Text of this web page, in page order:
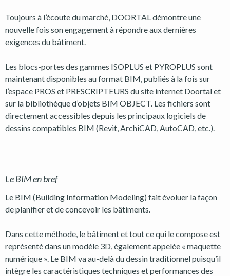
Toujours à l’écoute du marché, DOORTAL démontre une
nouvelle fois son engagement à répondre aux dernières
exigences du bâtiment.
Les blocs-portes des gammes ISOPLUS et PYROPLUS sont
maintenant disponibles au format BIM, publiés à la fois sur
l’espace PROS et PRESCRIPTEURS du site internet Doortal et
sur la bibliothèque d’objets BIM OBJECT. Les fichiers sont
directement accessibles depuis les principaux logiciels de
dessins compatibles BIM (Revit, ArchiCAD, AutoCAD, etc.).
Le BIM en bref
Le BIM (Building Information Modeling) fait évoluer la façon
de planifier et de concevoir les bâtiments.
Dans cette méthode, le bâtiment et tout ce qui le compose est
représenté dans un modèle 3D, également appelée « maquette
numérique ». Le BIM va au-delà du dessin traditionnel puisqu’il
intègre les caractéristiques techniques et performances des